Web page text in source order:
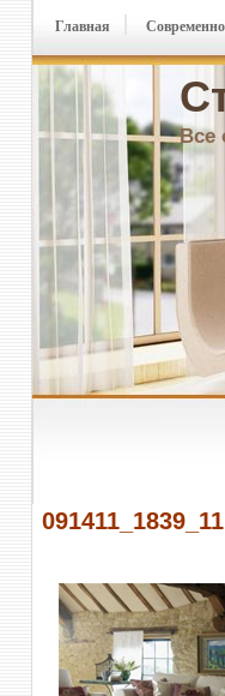
Все
Главная